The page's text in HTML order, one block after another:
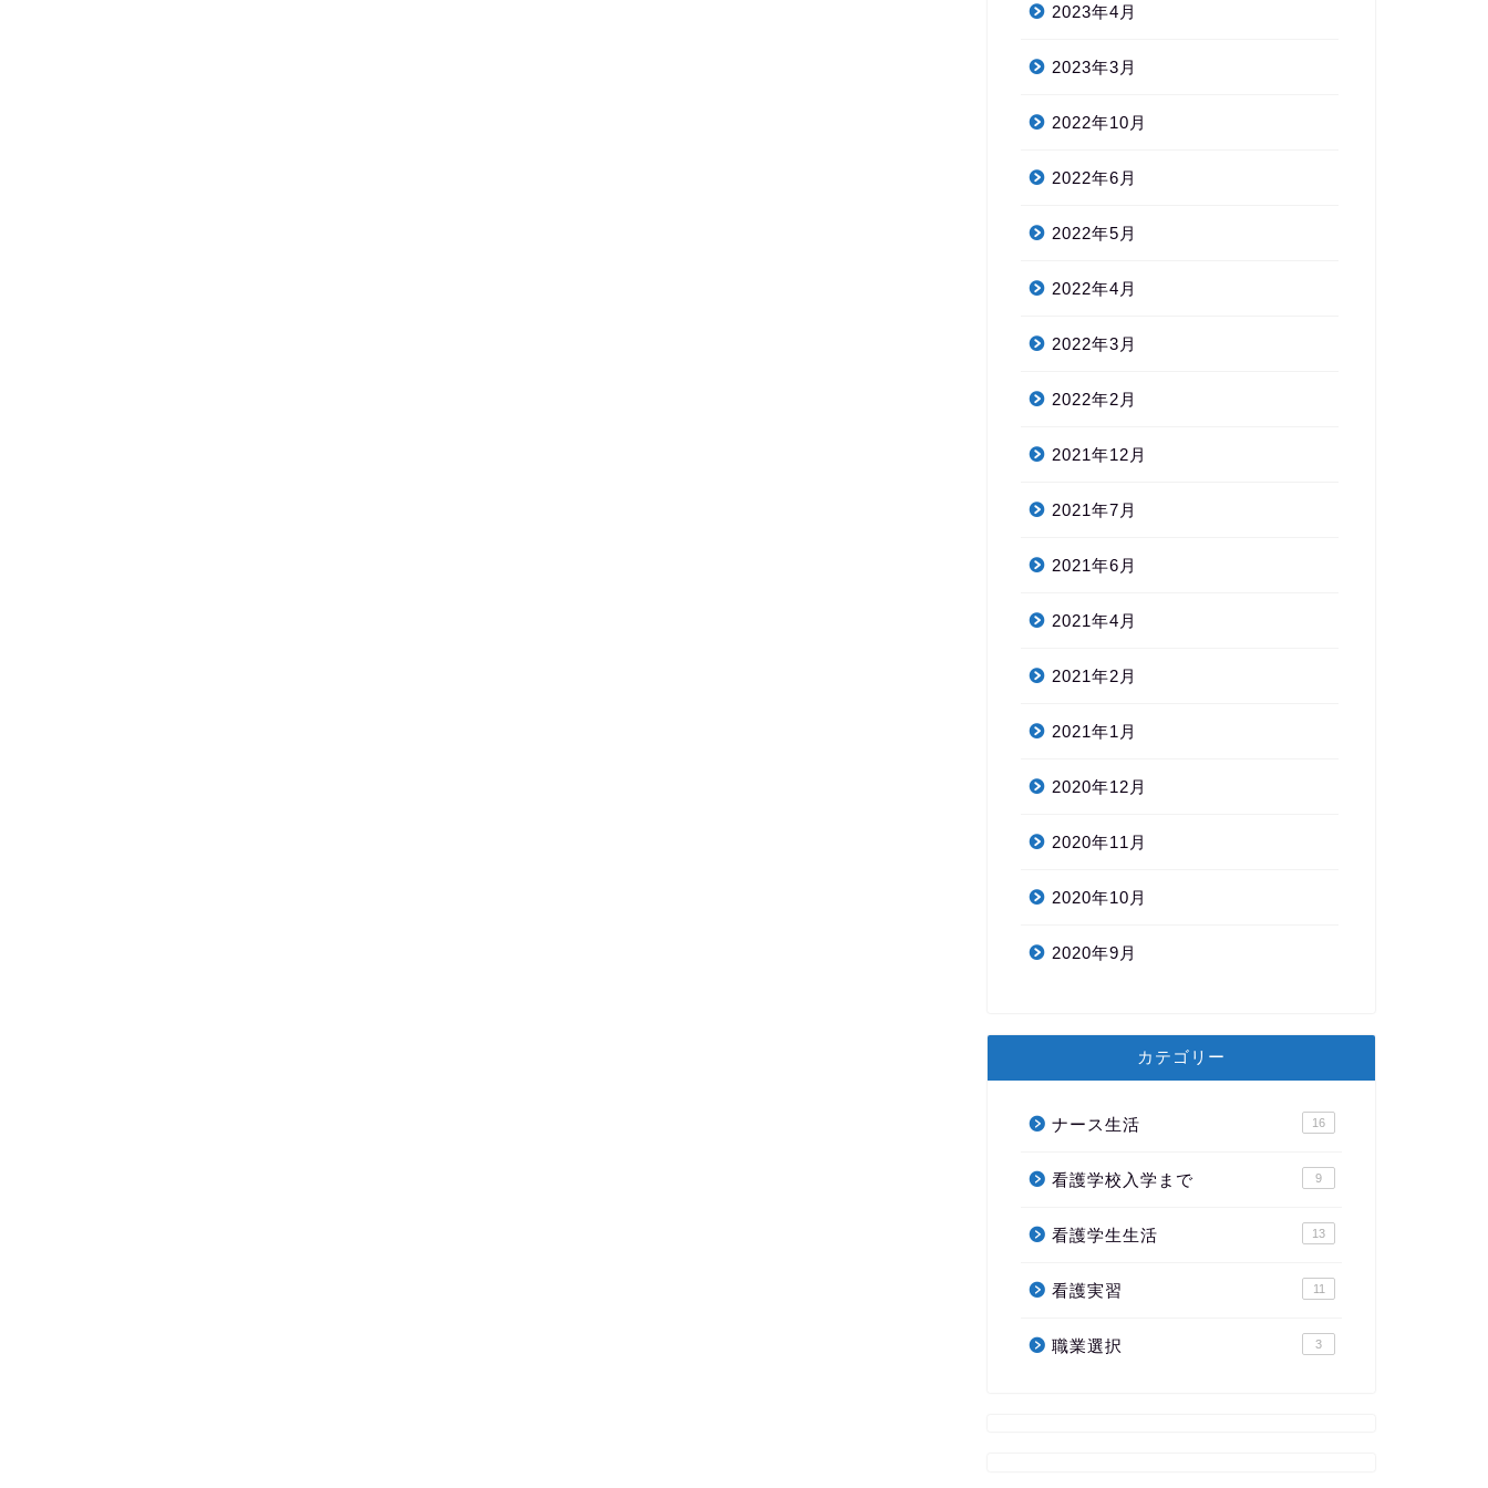
2023年4月
2023年3月
2022年10月
2022年6月
2022年5月
2022年4月
2022年3月
2022年2月
2021年12月
2021年7月
2021年6月
2021年4月
2021年2月
2021年1月
2020年12月
2020年11月
2020年10月
2020年9月
カテゴリー
ナース生活 16
看護学校入学まで 9
看護学生生活 13
看護実習 11
職業選択 3